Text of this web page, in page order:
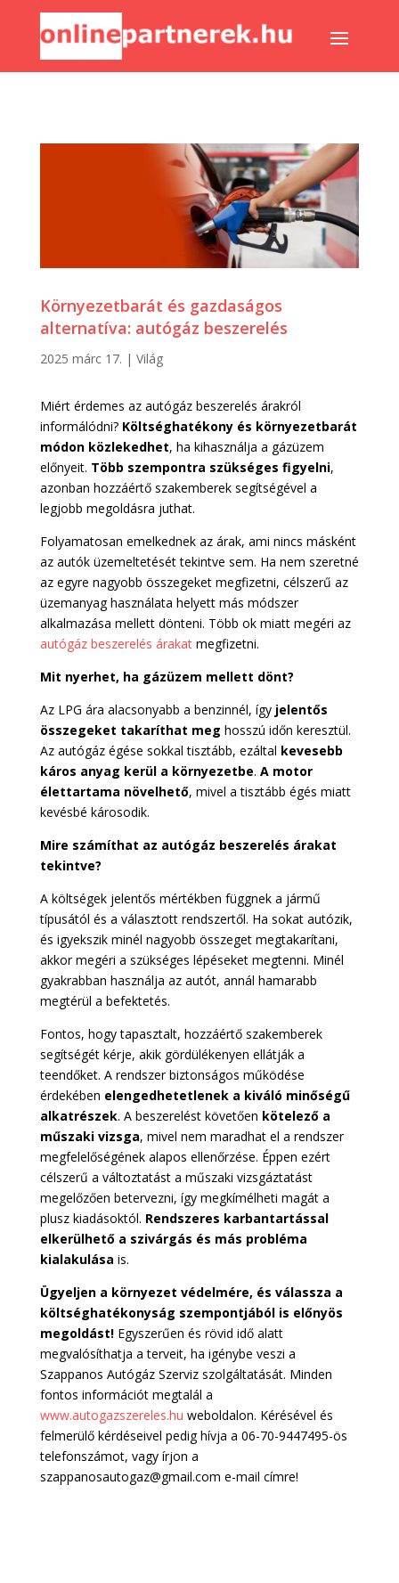
Környezetbarát és gazdaságos
alternatíva: autógáz beszerelés
2025 márc 17. | Világ
Miért érdemes az autógáz beszerelés árakról
informálódni? Költséghatékony és környezetbarát
módon közlekedhet, ha kihasználja a gázüzem
előnyeit. Több szempontra szükséges figyelni,
azonban hozzáértő szakemberek segítségével a
legjobb megoldásra juthat.
Folyamatosan emelkednek az árak, ami nincs másként
az autók üzemeltetését tekintve sem. Ha nem szeretné
az egyre nagyobb összegeket megfizetni, célszerű az
üzemanyag használata helyett más módszer
alkalmazása mellett dönteni. Több ok miatt megéri az
autógáz beszerelés árakatmegfizetni.
Mit nyerhet, ha gázüzem mellett dönt?
Az LPG ára alacsonyabb a benzinnél, így jelentős
összegeket takaríthat meg hosszú időn keresztül.
Az autógáz égése sokkal tisztább, ezáltal kevesebb
káros anyag kerül a környezetbe. A motor
élettartama növelhető, mivel a tisztább égés miatt
kevésbé károsodik.
Mire számíthat az autógáz beszerelés árakat
tekintve?
A költségek jelentős mértékben függnek a jármű
típusától és a választott rendszertől. Ha sokat autózik,
és igyekszik minél nagyobb összeget megtakarítani,
akkor megéri a szükséges lépéseket megtenni. Minél
gyakrabban használja az autót, annál hamarabb
megtérül a befektetés.
Fontos, hogy tapasztalt, hozzáértő szakemberek
segítségét kérje, akik gördülékenyen ellátják a
teendőket. A rendszer biztonságos működése
érdekében elengedhetetlenek a kiváló minőségű
alkatrészek. A beszerelést követően kötelező a
műszaki vizsga, mivel nem maradhat el a rendszer
megfelelőségének alapos ellenőrzése. Éppen ezért
célszerű a változtatást a műszaki vizsgáztatást
megelőzően betervezni, így megkímélheti magát a
plusz kiadásoktól. Rendszeres karbantartással
elkerülhető a szivárgás és más probléma
kialakulása is.
Ügyeljen a környezet védelmére, és válassza a
költséghatékonyság szempontjából is előnyös
megoldást!Egyszerűen és rövid idő alatt
megvalósíthatja a terveit, ha igénybe veszi a
Szappanos Autógáz Szerviz szolgáltatását. Minden
fontos információt megtalál a
www.autogazszereles.hu weboldalon. Kérésével és
felmerülő kérdéseivel pedig hívja a 06-70-9447495-ös
telefonszámot, vagy írjon a
szappanosautogaz@gmail.com e-mail címre!